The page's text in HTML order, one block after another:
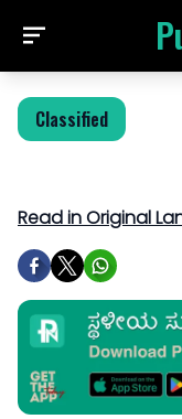
Classified
Read in Original